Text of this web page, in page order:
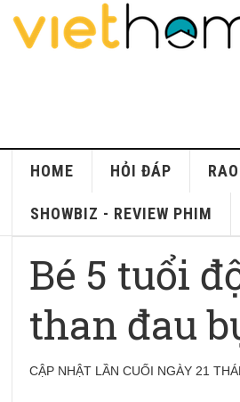
HOME HỎI ĐÁP
SHOWBIZ - REVIEW PHIM
Bé 5 tuổi
than đau
CẬP NHẬT LẦN CUỐI NGÀY 21